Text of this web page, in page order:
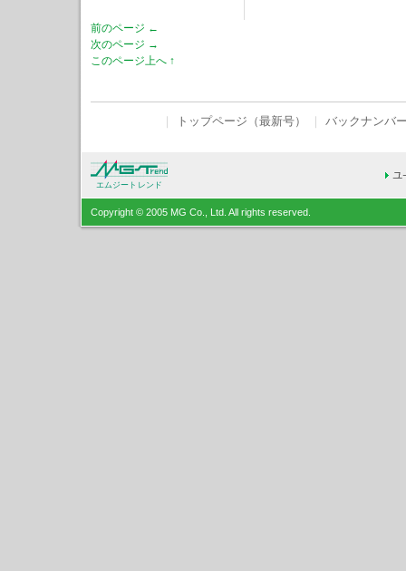
前のページ ←
次のページ →
このページ上へ ↑
トップページ（最新号） バックナンバ
エムジートレンド
Copyright © 2005 MG Co., Ltd. All rights reserved.